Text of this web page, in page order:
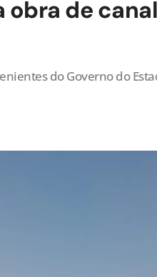
de
do Governo do